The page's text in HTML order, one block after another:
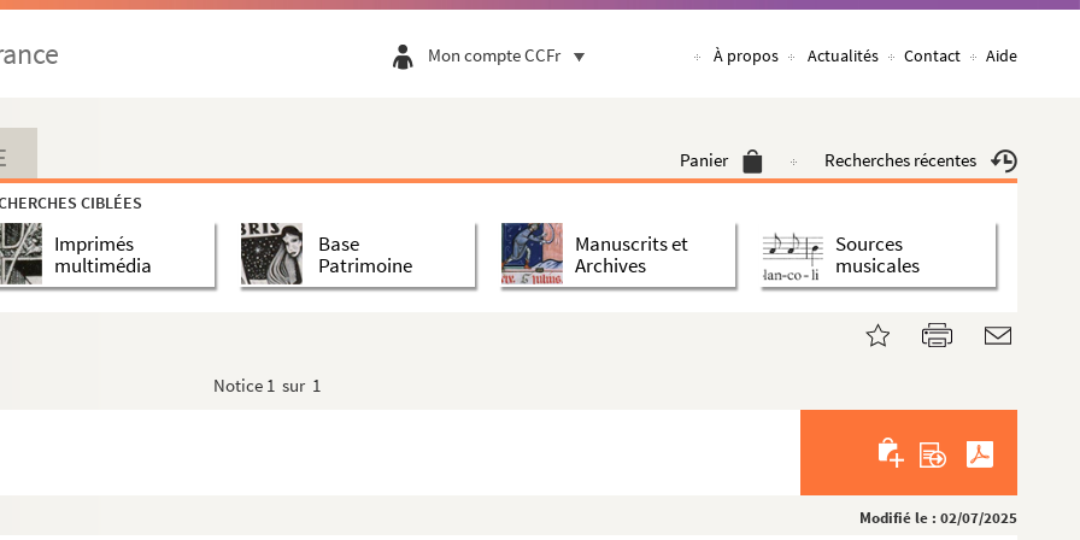
Mon compte CCFr À propos Actualités Contact Aide
Panier Recherches récentes
CIBLÉES
Imprimés
multimédia
Base
Patrimoine
Manuscrits et
Archives
Sources
musicales
Notice 1 sur 1
Modifié le : 02/07/2025
1905)